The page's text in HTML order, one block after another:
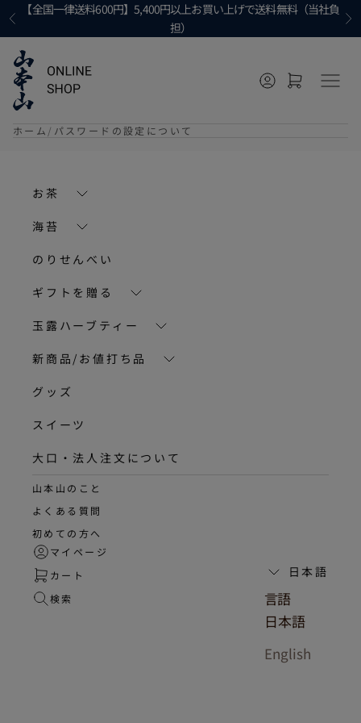
コンテンツへ移動
前へ
【全国一律送料600円】5,400円以上お買い上げで送料無料（当社負
担）
マイページに
カートを
メニ
ホーム パスワードの設定について
お茶
海苔
のりせんべい
ギフトを贈る
玉露ハーブティー
新商品/お値打ち品
グッズ
スイーツ
大口・法人注文について
山本山のこと
よくある質問
初めての方へ
マイページ
カート
検索
日本語
言語
日本語
English